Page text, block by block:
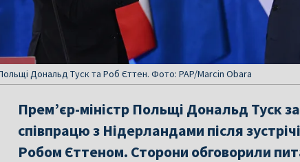
Дональд Туск та Роб Єттен. Фото: PAP/Marcin Obara
Прем’єр-міністр Польщі Дональд Туск
співпрацю з Нідерландами після
Робом Єттеном. Сторони обговорили